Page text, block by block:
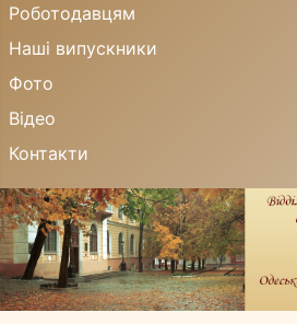
Роботодавцям
Наші випускники
Фото
Відео
Контакти